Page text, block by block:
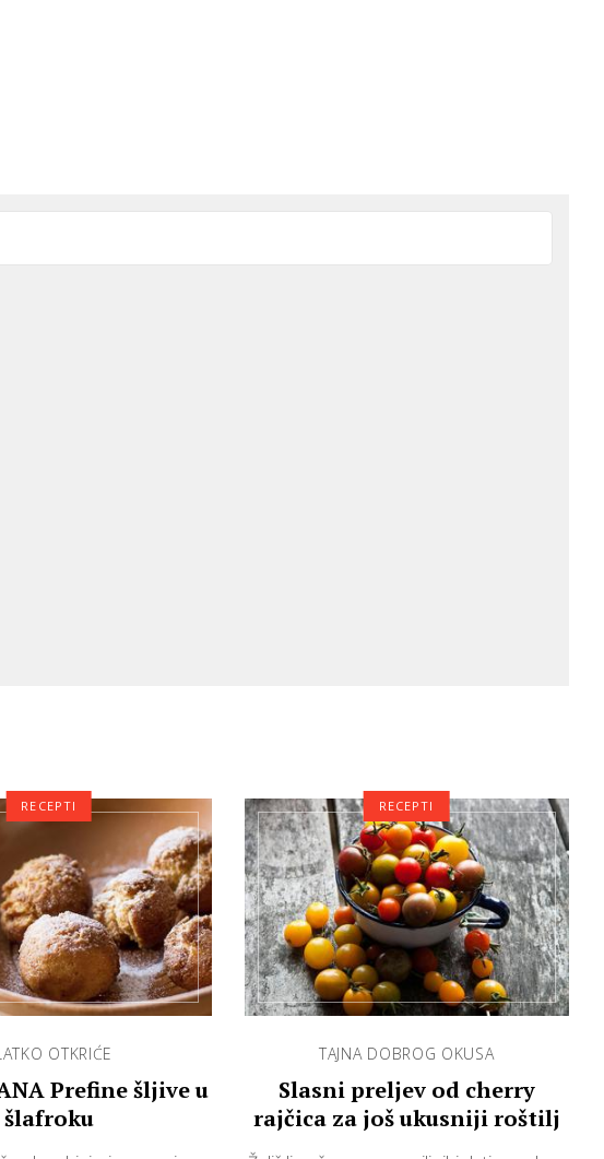
OTKRIĆE
Prefine šljive u
šlafroku
RECEPTI
TAJNA DOBROG OKUSA
Slasni preljev od cherry
rajčica za još ukusniji roštilj
RECEPTI